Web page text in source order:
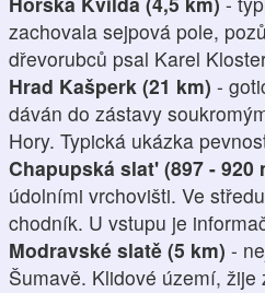
zachovala sejpová pole,
dřevorubců psal Karel
Hrad Kašperk (21 km) -
dáván do zástavy
Hory. Typická ukázka
Chapupská slat' (897 - 920
údolními vrchovišti. Ve
chodník. U vstupu je
Modravské slatě (5 km) -
Šumavě. Klidové území,